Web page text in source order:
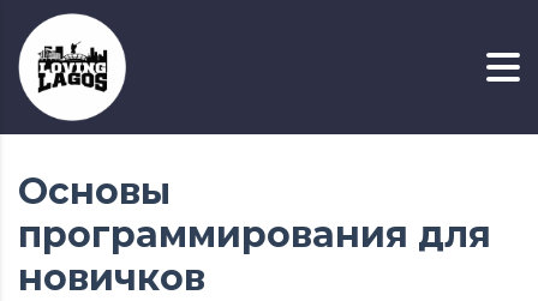
Основы
программирования для
новичков